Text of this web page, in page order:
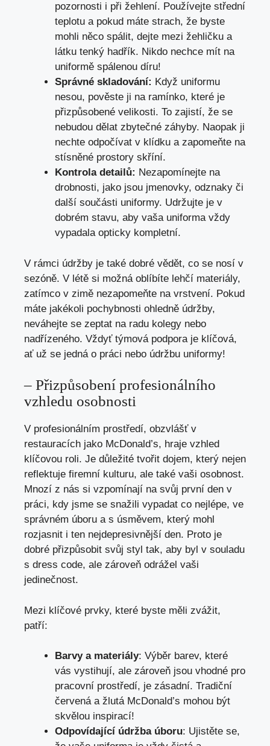
pozornosti i při žehlení. Používejte střední
teplotu a pokud máte strach, že byste
mohli něco spálit, dejte mezi žehličku a
látku tenký hadřík. Nikdo nechce mít na
uniformě spálenou díru!
Správné skladování: Když uniformu
nesou, pověste ji na ramínko, které je
přizpůsobené velikosti. To zajistí, že se
nebudou dělat zbytečné záhyby. Naopak ji
nechte odpočívat v klídku a zapomeňte na
stísněné prostory skříní.
Kontrola detailů: Nezapomínejte na
drobnosti, jako jsou jmenovky, odznaky či
další součásti uniformy. Udržujte je v
dobrém stavu, aby vaša uniforma vždy
vypadala opticky kompletní.
V rámci údržby je také dobré vědět, co se nosí v
sezóně. V létě si možná oblíbíte lehčí materiály,
zatímco v zimě nezapomeňte na vrstvení. Pokud
máte jakékoli pochybnosti ohledně údržby,
neváhejte se zeptat na radu kolegy nebo
nadřízeného. Vždyť týmová podpora je klíčová,
ať už se jedná o práci nebo údržbu uniformy!
– Přizpůsobení profesionálního
vzhledu osobnosti
V profesionálním prostředí, obzvlášť v
restauracích jako McDonald’s, hraje vzhled
klíčovou roli. Je důležité tvořit dojem, který nejen
reflektuje firemní kulturu, ale také vaši osobnost.
Mnozí z nás si vzpomínají na svůj první den v
práci, kdy jsme se snažili vypadat co nejlépe, ve
správném úboru a s úsměvem, který mohl
rozjasnit i ten nejdepresivnější den. Proto je
dobré přizpůsobit svůj styl tak, aby byl v souladu
s dress code, ale zároveň odrážel vaši
jedinečnost.
Mezi klíčové prvky, které byste měli zvážit,
patří:
Barvy a materiály: Výběr barev, které
vás vystihují, ale zároveň jsou vhodné pro
pracovní prostředí, je zásadní. Tradiční
červená a žlutá McDonald’s mohou být
skvělou inspirací!
Odpovídající údržba úboru: Ujistěte se,